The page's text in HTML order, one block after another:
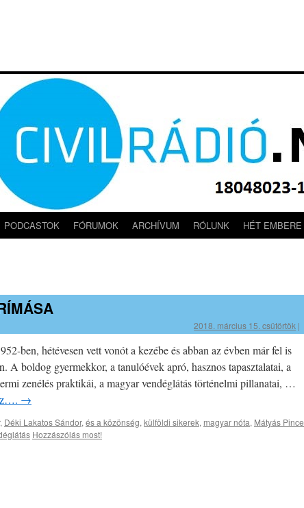
PODCASTOK FÓRUMOK ARCHÍVUM RÓLUNK HÉT EMBERE
2018. március 15. csütörtök |
ben, hétévesen vett vonót a kezébe és abban az évben már fel is
A boldog gyermekkor, a tanulóévek apró, hasznos tapasztalatai, a
zenélés praktikái, a magyar vendéglátás történelmi pillanatai, …
→
, Déki Lakatos Sándor, és a közönség, külföldi sikerek, magyar nóta, Mátyás Pince
Hozzászólás most!